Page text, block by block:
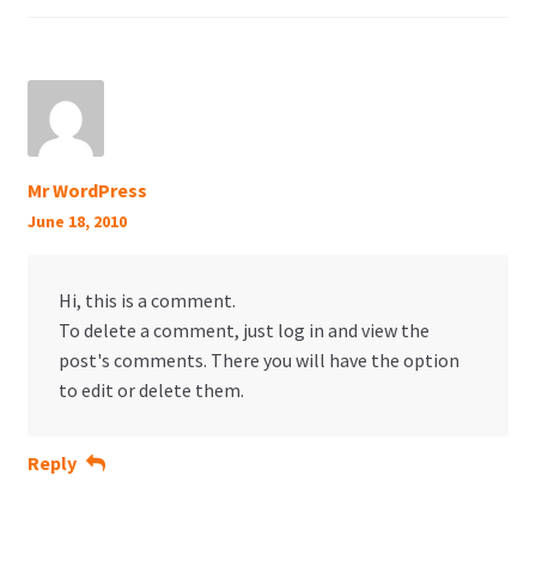
Mr WordPress
June 18, 2010
Hi, this is a comment.
To delete a comment, just log in and view the
post's comments. There you will have the option
to edit or delete them.
Reply